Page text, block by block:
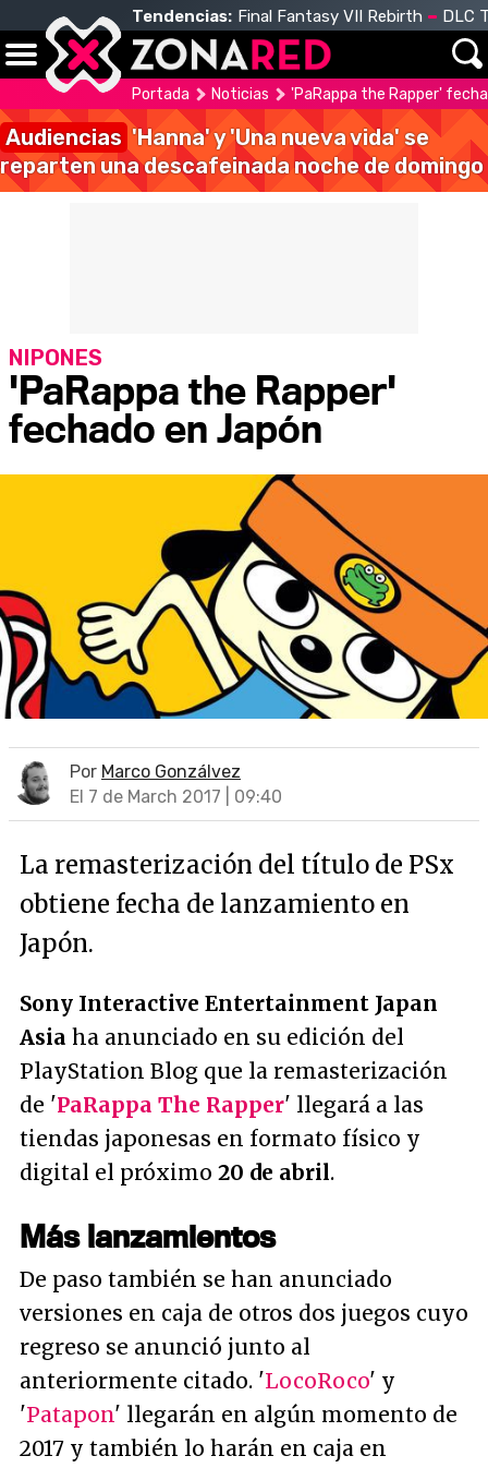
Tendencias: Final Fantasy VII Rebirth DLC
Portada Noticias 'PaRappa the Rapper'
Audiencias 'Hanna' y 'Una nueva vida' se
reparten una descafeinada noche de domingo
'PaRappa the Rapper'
fechado en Japón
NIPONES
Por Marco Gonzálvez
El 7 de March 2017 | 09:40
La remasterización del título de PSx
obtiene fecha de lanzamiento en
Japón.
Sony Interactive Entertainment Japan
Asia ha anunciado en su edición del
PlayStation Blog que la remasterización
de 'PaRappa The Rapper' llegará a las
tiendas japonesas en formato físico y
digital el próximo 20 de abril.
Más lanzamientos
De paso también se han anunciado
versiones en caja de otros dos juegos cuyo
regreso se anunció junto al
anteriormente citado. 'LocoRoco' y
'Patapon' llegarán en algún momento de
2017 y también lo harán en caja en